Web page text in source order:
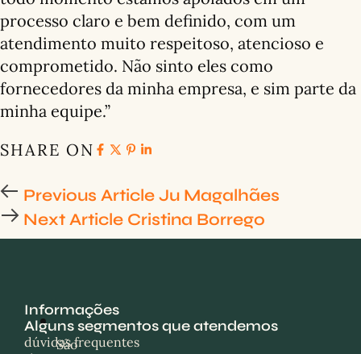
processo claro e bem definido, com um
atendimento muito respeitoso, atencioso e
comprometido. Não sinto eles como
fornecedores da minha empresa, e sim parte da
minha equipe.”
SHARE ON
Previous Article Ju Magalhães
Next Article Cristina Borrego
São
Informações
dúvidas frequentes
Alguns segmentos que atendemos